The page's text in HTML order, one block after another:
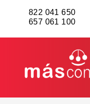
822 041 650
657 061 100